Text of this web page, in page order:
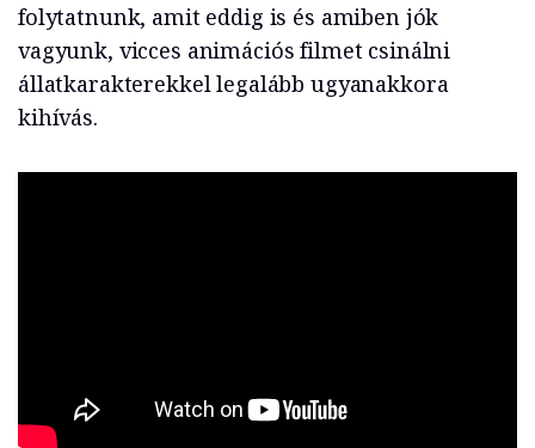
folytatnunk, amit eddig is és amiben jók
vagyunk, vicces animációs filmet csinálni
állatkarakterekkel legalább ugyanakkora
kihívás.